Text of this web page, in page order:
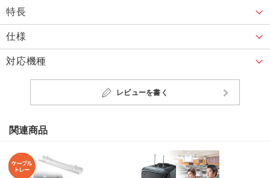
特長
仕様
対応機種
レビューを書く
関連商品